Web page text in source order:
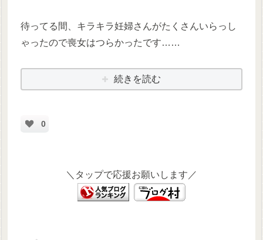
待ってる間、キラキラ妊婦さんがたくさんいらっし
ゃったので喪女はつらかったです……
続きを読む
0
＼タップで応援お願いします／